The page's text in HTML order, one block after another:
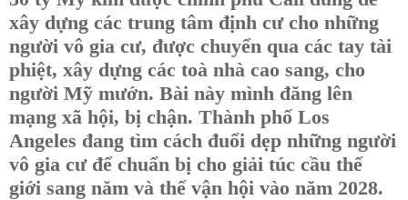
xây dựng các trung tâm định cư cho những
người vô gia cư, được chuyển qua các tay tài
phiệt, xây dựng các toà nhà cao sang, cho
người Mỹ mướn. Bài này mình đăng lên
mạng xã hội, bị chận. Thành phố Los
Angeles đang tìm cách đuổi dẹp những người
vô gia cư để chuẩn bị cho giải túc cầu thế
giới sang năm và thế vận hội vào năm 2028.